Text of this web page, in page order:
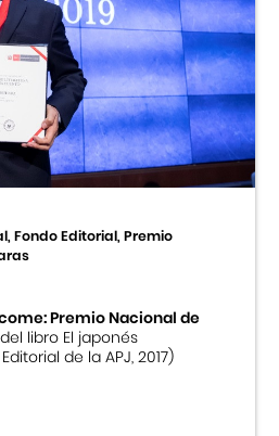
Fondo Editorial, Premio
Premio Nacional de
libro El japonés
de la APJ, 2017)